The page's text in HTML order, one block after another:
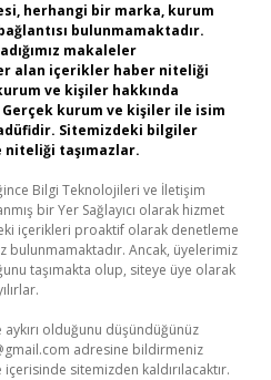
herhangi bir marka, kurum
bulunmamaktadır.
makaleler
alan içerikler haber niteliği
ve kişiler hakkında
Gerçek kurum ve kişiler ile isim
Sitemizdeki bilgiler
taşımazlar.
Bilgi Teknolojileri ve İletişim
bir Yer Sağlayıcı olarak hizmet
içerikleri proaktif olarak denetleme
bulunmamaktadır. Ancak, üyelerimiz
taşımakta olup, siteye üye olarak
olduğunu düşündüğünüz
adresine bildirmeniz
sitemizden kaldırılacaktır.